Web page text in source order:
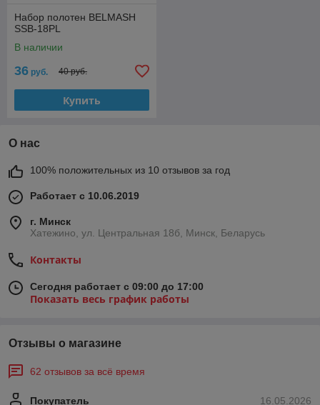
Набор полотен BELMASH
SSB-18PL
В наличии
36 руб. 40 руб.
Купить
О нас
100% положительных из 10 отзывов за год
Работает с 10.06.2019
г. Минск
Хатежино, ул. Центральная 18б, Минск, Беларусь
Контакты
Сегодня работает с 09:00 до 17:00
Показать весь график работы
Отзывы о магазине
62 отзывов за всё время
16.05.2026
Покупатель